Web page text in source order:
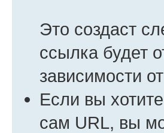
Это создаст
ссылка будет
зависимости
Если вы
сам URL, вы